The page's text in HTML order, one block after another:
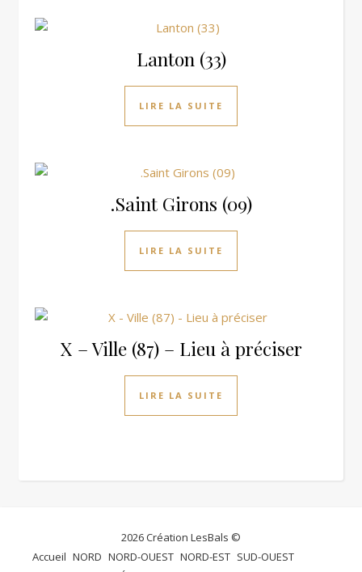
Lanton (33)
LIRE LA SUITE
.Saint Girons (09)
LIRE LA SUITE
X – Ville (87) – Lieu à préciser
LIRE LA SUITE
2026 Création LesBals ©
Accueil NORD NORD-OUEST NORD-EST SUD-OUEST